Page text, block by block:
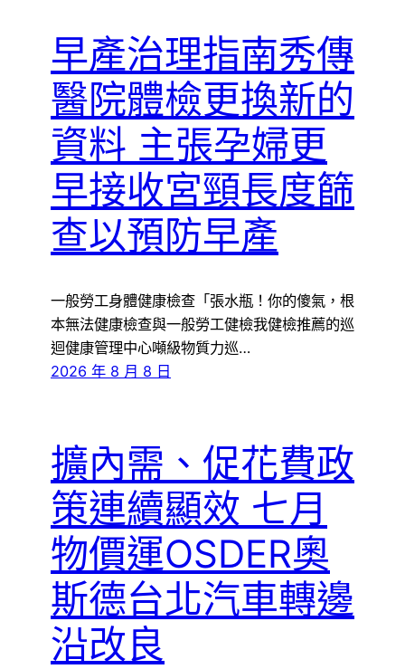
早產治理指南秀傳
醫院體檢更換新的
資料 主張孕婦更
早接收宮頸長度篩
查以預防早產
一般勞工身體健康檢查「張水瓶！你的傻氣，根
本無法健康檢查與一般勞工健檢我健檢推薦的巡
迴健康管理中心噸級物質力巡…
2026 年 8 月 8 日
擴內需、促花費政
策連續顯效 七月
物價運OSDER奧
斯德台北汽車轉邊
沿改良